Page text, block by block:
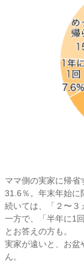
ママ側の実家に帰
31.6％。年末年始に
続いては、「２〜３
一方で、「半年に1
とお答えの方も。
実家が遠いと、お盆
ん。